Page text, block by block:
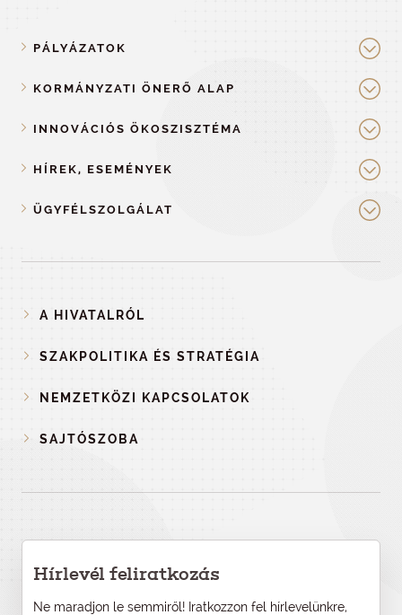
PÁLYÁZATOK
KORMÁNYZATI ÖNERŐ ALAP
INNOVÁCIÓS ÖKOSZISZTÉMA
HÍREK, ESEMÉNYEK
ÜGYFÉLSZOLGÁLAT
A HIVATALRÓL
SZAKPOLITIKA ÉS STRATÉGIA
NEMZETKÖZI KAPCSOLATOK
SAJTÓSZOBA
Hírlevél feliratkozás
Ne maradjon le semmiről! Iratkozzon fel hírlevelünkre,